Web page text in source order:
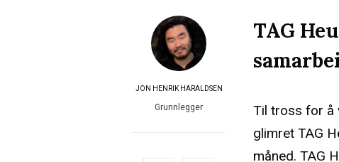
JON HENRIK HARALDSEN
Grunnlegger
TAG
Til tross for å
glimret TAG
måned. TAG